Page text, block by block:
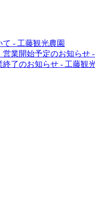
て - 工藤観光農園
営業開始予定のお知らせ -
終了のお知らせ - 工藤観